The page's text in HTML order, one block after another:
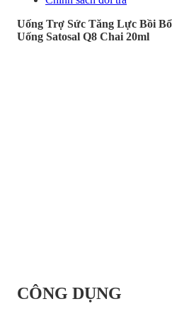
Uống Trợ Sức Tăng Lực Bồi
Uống Satosal Q8 Chai 20ml
CÔNG DỤNG